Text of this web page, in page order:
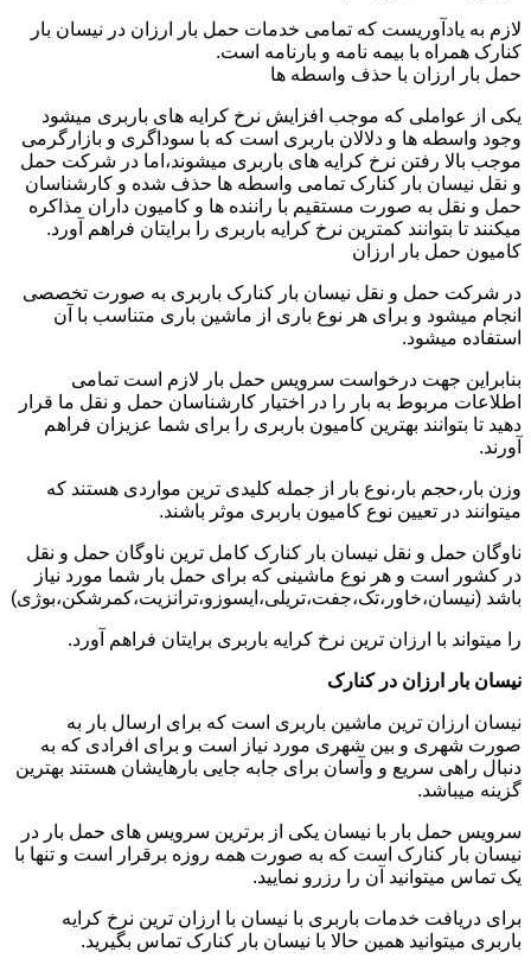
لازم به یادآوریست که تمامی خدمات حمل بار ارزان در نیسان بار
کنارک همراه با بیمه نامه و بارنامه است.
حمل بار ارزان با حذف واسطه ها
یکی از عواملی که موجب افزایش نرخ کرایه های باربری میشود
وجود واسطه ها و دلالان باربری است که با سوداگری و بازارگرمی
موجب بالا رفتن نرخ کرایه های باربری میشوند،اما در شرکت حمل
و نقل نیسان بار کنارک تمامی واسطه ها حذف شده و کارشناسان
حمل و نقل به صورت مستقیم با راننده ها و کامیون داران مذاکره
میکنند تا بتوانند کمترین نرخ کرایه باربری را برایتان فراهم آورد.
کامیون حمل بار ارزان
در شرکت حمل و نقل نیسان بار کنارک باربری به صورت تخصصی
انجام میشود و برای هر نوع باری از ماشین باری متناسب با آن
استفاده میشود.
بنابراین جهت درخواست سرویس حمل بار لازم است تمامی
اطلاعات مربوط به بار را در اختیار کارشناسان حمل و نقل ما قرار
دهید تا بتوانند بهترین کامیون باربری را برای شما عزیزان فراهم
آورند.
وزن بار،حجم بار،نوع بار از جمله کلیدی ترین مواردی هستند که
میتوانند در تعیین نوع کامیون باربری موثر باشند.
ناوگان حمل و نقل نیسان بار کنارک کامل ترین ناوگان حمل و نقل
در کشور است و هر نوع ماشینی که برای حمل بار شما مورد نیاز
باشد (نیسان،خاور،تک،جفت،تریلی،ایسوزو،ترانزیت،کمرشکن،بوژی)
را میتواند با ارزان ترین نرخ کرایه باربری برایتان فراهم آورد.
نیسان بار ارزان در کنارک
نیسان ارزان ترین ماشین باربری است که برای ارسال بار به
صورت شهری و بین شهری مورد نیاز است و برای افرادی که به
دنبال راهی سریع و وآسان برای جابه جایی بارهایشان هستند بهترین
گزینه میباشد.
سرویس حمل بار با نیسان یکی از برترین سرویس های حمل بار در
نیسان بار کنارک است که به صورت همه روزه برقرار است و تنها با
یک تماس میتوانید آن را رزرو نمایید.
برای دریافت خدمات باربری با نیسان با ارزان ترین نرخ کرایه
باربری میتوانید همین حالا با نیسان بار کنارک تماس بگیرید.